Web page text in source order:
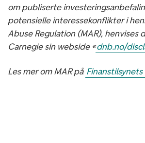
om publiserte
potensielle interessekonflikter i
Abuse Regulation (MAR), henvises
Carnegie sin webside «dnb.no/
Les mer om MAR på Finanstilsynets